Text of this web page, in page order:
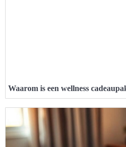
Waarom is een wellness